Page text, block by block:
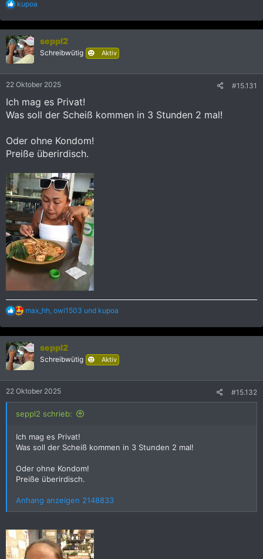
R
a
k
t
i
o
n
kupoa
seppl2
Schreibwütig Aktiv
22 Oktober 2025 #15.131
Ich mag es Privat!
Was soll der Scheiß kommen in 3 Stunden 2 mal!
Oder ohne Kondom!
Preiße überirdisch.
R
a
k
t
i
o
n
:
max_hh owi1503 und kupoa
seppl2
Schreibwütig Aktiv
22 Oktober 2025 #15.132
seppl2 schrieb:
Ich mag es Privat!
Was soll der Scheiß kommen in 3 Stunden 2 mal!
Oder ohne Kondom!
Preiße überirdisch.
Anhang anzeigen 2148833